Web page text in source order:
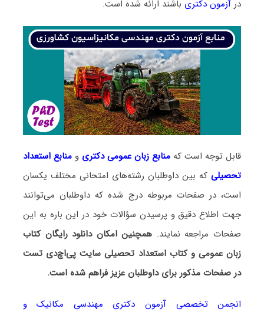
در آزمون دکتری باشند ارائه شده است.
قابل توجه است که منابع زبان عمومی دکتری و منابع استعداد
تحصیلیکه بین داوطلبان رشته‌های امتحانی مختلف یکسان
است، در صفحات مربوطه درج شده که داوطلبان می‌توانند
جهت اطلاع دقیق و پرسیدن سؤالات خود در این باره به این
صفحات مراجعه نمایند. همچنین امکان دانلود رایگان کتاب
زبان عمومی و کتاب استعداد تحصیلی سایت پی‌اچ‌دی تست
در صفحات مذکور برای داوطلبان عزیز فراهم شده است.
انجمن تخصصی آزمون دکتری مهندسی مکانیک و